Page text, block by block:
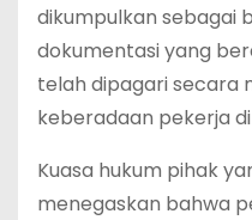
dikumpulkan sebagai
dokumentasi yang
telah dipagari secara
keberadaan pekerja
Kuasa hukum pihak
menegaskan bahwa